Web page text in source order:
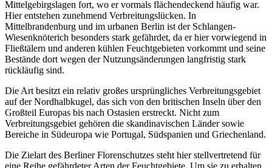
Mittelgebirgslagen fort, wo er vormals flächendeckend häufig war.
Hier entstehen zunehmend Verbreitungslücken. In
Mittelbrandenburg und im urbanen Berlin ist der Schlangen-
Wiesenknöterich besonders stark gefährdet, da er hier vorwiegend in
Fließtälern und anderen kühlen Feuchtgebieten vorkommt und seine
Bestände dort wegen der Nutzungsänderungen langfristig stark
rückläufig sind.
Die Art besitzt ein relativ großes ursprüngliches Verbreitungsgebiet
auf der Nordhalbkugel, das sich von den britischen Inseln über den
Großteil Europas bis nach Ostasien erstreckt. Nicht zum
Verbreitungsgebiet gehören die skandinavischen Länder sowie
Bereiche in Südeuropa wie Portugal, Südspanien und Griechenland.
Die Zielart des Berliner Florenschutzes steht hier stellvertretend für
eine Reihe gefährdeter Arten der Feuchtgebiete. Um sie zu erhalten,